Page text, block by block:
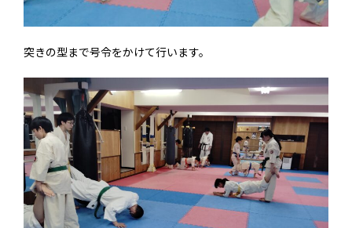
突きの型まで号令をかけて行います。